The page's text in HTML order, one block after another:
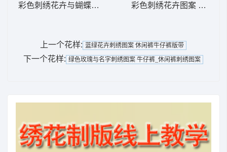
彩色刺绣花卉与蝴蝶图案 吉祥大花_蝶恋花吉
彩色刺绣花卉图案 花卉图
上一个花样: 蓝绿花卉刺绣图案 休闲裤牛仔裤版带
下一个花样: 绿色玫瑰与名字刺绣图案 牛仔裤_休闲裤刺绣图案